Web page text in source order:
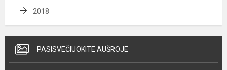
2018
PASISVEČIUOKITE AUŠROJE